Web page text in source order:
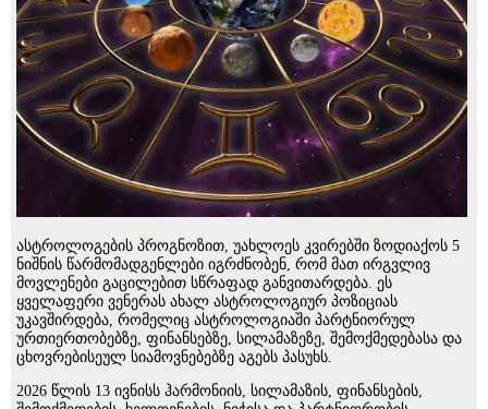
ასტროლოგების პროგნოზით, უახლოეს კვირებში ზოდიაქოს 5
ნიშნის წარმომადგენლები იგრძნობენ, რომ მათ ირგვლივ
მოვლენები გაცილებით სწრაფად განვითარდება. ეს
ყველაფერი ვენერას ახალ ასტროლოგიურ პოზიციას
უკავშირდება, რომელიც ასტროლოგიაში პარტნიორულ
ურთიერთობებზე, ფინანსებზე, სილამაზეზე, შემოქმედებასა და
ცხოვრებისეულ სიამოვნებებზე აგებს პასუხს.
2026 წლის 13 ივნისს ჰარმონიის, სილამაზის, ფინანსების,